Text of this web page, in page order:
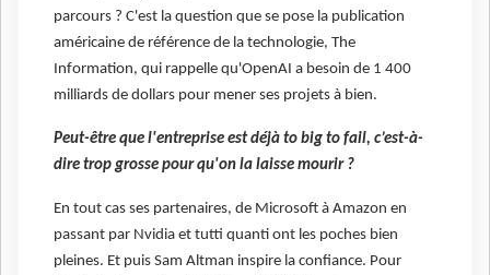
parcours ? C'est la question que se pose la publication
américaine de référence de la technologie, The
Information, qui rappelle qu'OpenAI a besoin de 1 400
milliards de dollars pour mener ses projets à bien.
Peut-être que l'entreprise est déjà to big to fail, c’est-à-
dire trop grosse pour qu'on la laisse mourir ?
En tout cas ses partenaires, de Microsoft à Amazon en
passant par Nvidia et tutti quanti ont les poches bien
pleines. Et puis Sam Altman inspire la confiance. Pour